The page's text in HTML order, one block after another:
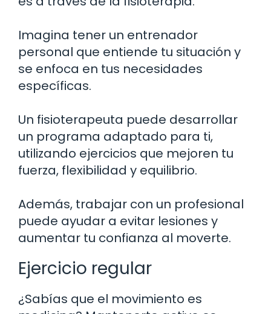
Imagina tener un entrenador
personal que entiende tu situación y
se enfoca en tus necesidades
específicas.
Un fisioterapeuta puede desarrollar
un programa adaptado para ti,
utilizando ejercicios que mejoren tu
fuerza, flexibilidad y equilibrio.
Además, trabajar con un profesional
puede ayudar a evitar lesiones y
aumentar tu confianza al moverte.
Ejercicio regular
¿Sabías que el movimiento es